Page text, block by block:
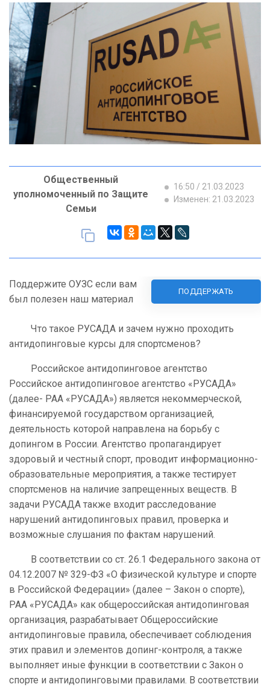
Общественный
уполномоченный по Защите
Семьи
16:50 / 21.03.2023
Изменен: 21.03.2023
Поддержите ОУЗС если вам
был полезен наш материал
ПОДДЕРЖАТЬ
Что такое РУСАДА и зачем нужно проходить
антидопинговые курсы для спортсменов?
Российское антидопинговое агентство
Российское антидопинговое агентство «РУСАДА»
(далее- РАА «РУСАДА») является некоммерческой,
финансируемой государством организацией,
деятельность которой направлена на борьбу с
допингом в России. Агентство пропагандирует
здоровый и честный спорт, проводит информационно-
образовательные мероприятия, а также тестирует
спортсменов на наличие запрещенных веществ. В
задачи РУСАДА также входит расследование
нарушений антидопинговых правил, проверка и
возможные слушания по фактам нарушений.
В соответствии со ст. 26.1 Федерального закона от
04.12.2007 № 329-ФЗ «О физической культуре и спорте
в Российской Федерации» (далее – Закон о спорте),
РАА «РУСАДА» как общероссийская антидопинговая
организация, разрабатывает Общероссийские
антидопинговые правила, обеспечивает соблюдения
этих правил и элементов допинг-контроля, а также
выполняет иные функции в соответствии с Закон о
спорте и антидопинговыми правилами. В соответствии